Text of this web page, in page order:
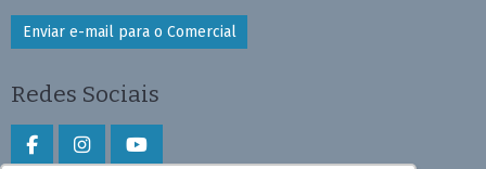
Enviar e-mail para o Comercial
Redes Sociais